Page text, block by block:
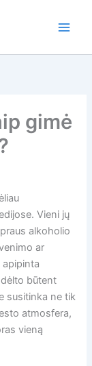
gimė
Vieni jų
alkoholio
ar
apipinta
būtent
susitinka ne tik
atmosfera,
vieną